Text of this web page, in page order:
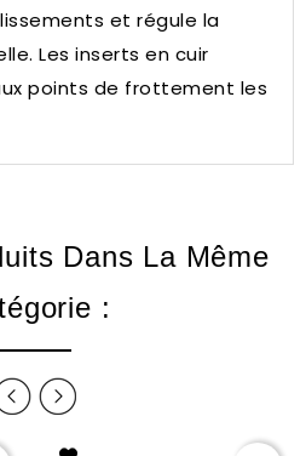
et régule la
Les inserts en cuir
points de frottement les
Dans La Même
: